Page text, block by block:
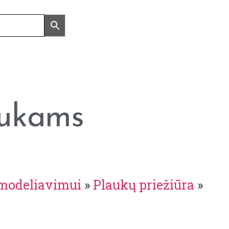
» Plaukų priežiūra »